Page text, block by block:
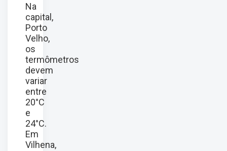
Na
capital,
Porto
Velho,
os
termômetros
devem
variar
entre
20°C
e
24°C.
Em
Vilhena,